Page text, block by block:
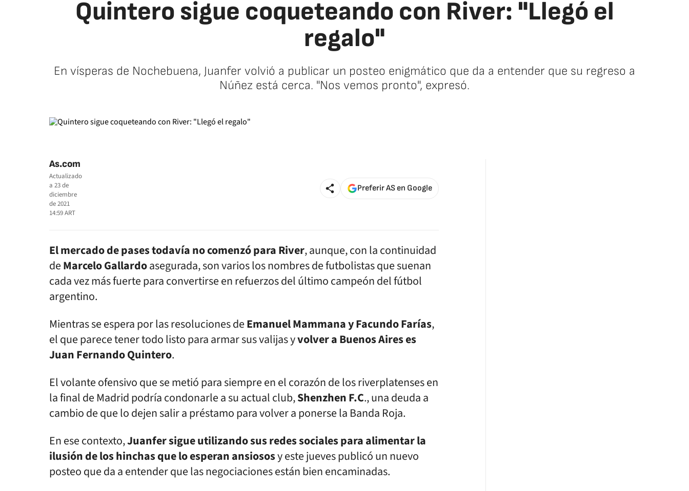
Quintero sigue coqueteando con River: "Llegó el
regalo"
En vísperas de Nochebuena, Juanfer volvió a publicar un posteo enigmático que da a entender que su regreso a
Núñez está cerca. "Nos vemos pronto", expresó.
As.com
Actualizado
a 23 de
diciembre
de 2021
14:59ART
Preferir AS en Google
El mercado de pases todavía no comenzó para River, aunque, con la continuidad
deMarcelo Gallardoasegurada, son varios los nombres de futbolistas que suenan
cada vez más fuerte para convertirse en refuerzos del último campeón del fútbol
argentino.
Mientras se espera por las resoluciones deEmanuel Mammana y Facundo Farías,
el que parece tener todo listo para armar sus valijas yvolver a Buenos Aires es
Juan Fernando Quintero.
El volante ofensivo que se metió para siempre en el corazón de los riverplatenses en
la final de Madrid podría condonarle a su actual club,Shenzhen F.C., una deuda a
cambio de que lo dejen salir a préstamo para volver a ponerse la Banda Roja.
En ese contexto,Juanfer sigue utilizando sus redes sociales para alimentar la
ilusión de los hinchas que lo esperan ansiososy este jueves publicó un nuevo
posteo que da a entender que las negociaciones están bien encaminadas.